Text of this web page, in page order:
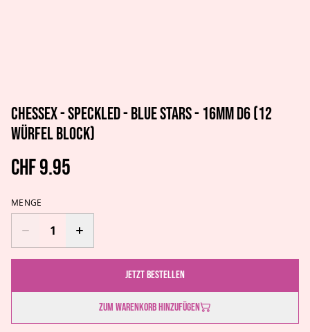
Chessex - Speckled - Blue Stars - 16mm d6 (12
Würfel Block)
CHF 9.95
MENGE
Jetzt bestellen
Zum Warenkorb hinzufügen